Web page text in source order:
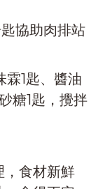
協助肉排站
霖1匙、醬油
糖1匙，攪拌
，食材新鮮